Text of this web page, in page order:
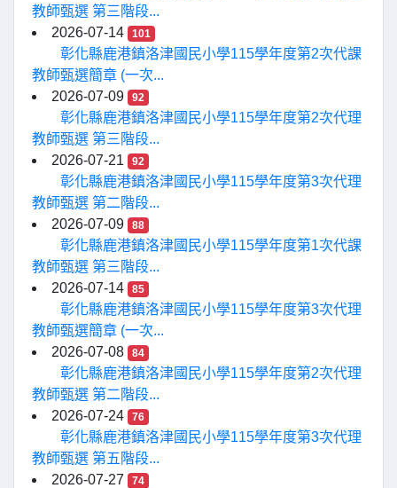
教師甄選 第三階段...
2026-07-14
101
彰化縣鹿港鎮洛津國民小學115學年度第2次代課
教師甄選簡章 (一次...
2026-07-09
92
彰化縣鹿港鎮洛津國民小學115學年度第2次代理
教師甄選 第三階段...
2026-07-21
92
彰化縣鹿港鎮洛津國民小學115學年度第3次代理
教師甄選 第二階段...
2026-07-09
88
彰化縣鹿港鎮洛津國民小學115學年度第1次代課
教師甄選 第三階段...
2026-07-14
85
彰化縣鹿港鎮洛津國民小學115學年度第3次代理
教師甄選簡章 (一次...
2026-07-08
84
彰化縣鹿港鎮洛津國民小學115學年度第2次代理
教師甄選 第二階段...
2026-07-24
76
彰化縣鹿港鎮洛津國民小學115學年度第3次代理
教師甄選 第五階段...
2026-07-27
74